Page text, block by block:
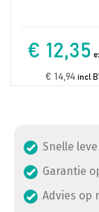
€ 12,35
€ 14,94incl
Snelle
Garantie
Advies op